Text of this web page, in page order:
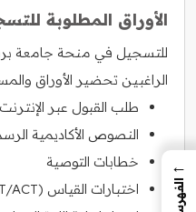
الأوراق المطلوبة
للتسجيل في منحة جامعة
الراغبين تحضير الأوراق
طلب القبول عبر الإنترنت
النصوص الأكاديمية
خطابات التوصية
اختبارات القياس (SAT/ACT)
←
الفهرس